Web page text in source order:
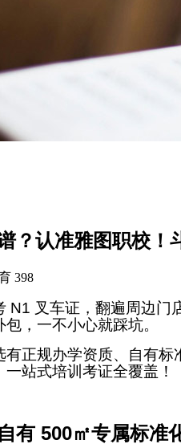
？认准雅图职校
398
N1 叉车证，翻遍周边
，一不小心就踩坑。
正规办学资质、自有
站式培训考证全覆盖！
有 500㎡专属标准